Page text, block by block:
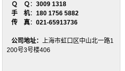
Ｑ Ｑ ： 3009 1318
手 机： 180 1756 5882
传 真： 021-65913736
公司地址： 上海市虹口区中山北一路1
200号3号楼406